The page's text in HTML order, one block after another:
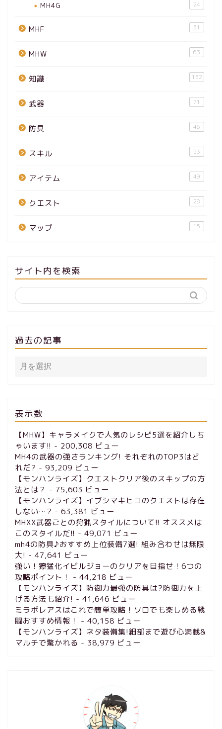
MH4G 24
MHF 31
MHW 63
知識 152
武器 71
防具 46
スキル 53
アイテム 49
クエスト 28
マップ 15
サイト内を検索
過去の記事
表示数
【MHW】キャラメイクで人気のレシピ5選を紹介しち
ゃいます!! - 200,308 ビュー
MH4の武器の強さランキング! それぞれのTOP3はど
れだ? - 93,209 ビュー
【モンハンライズ】クエストクリア後のスキップの方
法とは？ - 75,603 ビュー
【モンハンライズ】イブシマキヒコのクエストは存在
しない…? - 63,381 ビュー
MHXX武器ごとの狩猟スタイルについて!! オススメは
このスタイルだ!! - 49,071 ビュー
mh4の防具♪おすすめ上位装備7選! 組み合わせは無限
大! - 47,641 ビュー
強い！獰猛化イビルジョーのクリアを目指せ！6つの
攻略ポイント！
- 44,218 ビュー
【モンハンライズ】防御力最強の防具は?防御力を上
げる方法も紹介! - 41,646 ビュー
ミラボレアスはこれで簡単攻略！ソロでも楽しめる戦
闘おすすめ情報！
- 40,158 ビュー
【モンハンライズ】ネタ装備集!細部まで遊び心満載&
マルチで驚かれる - 38,979 ビュー